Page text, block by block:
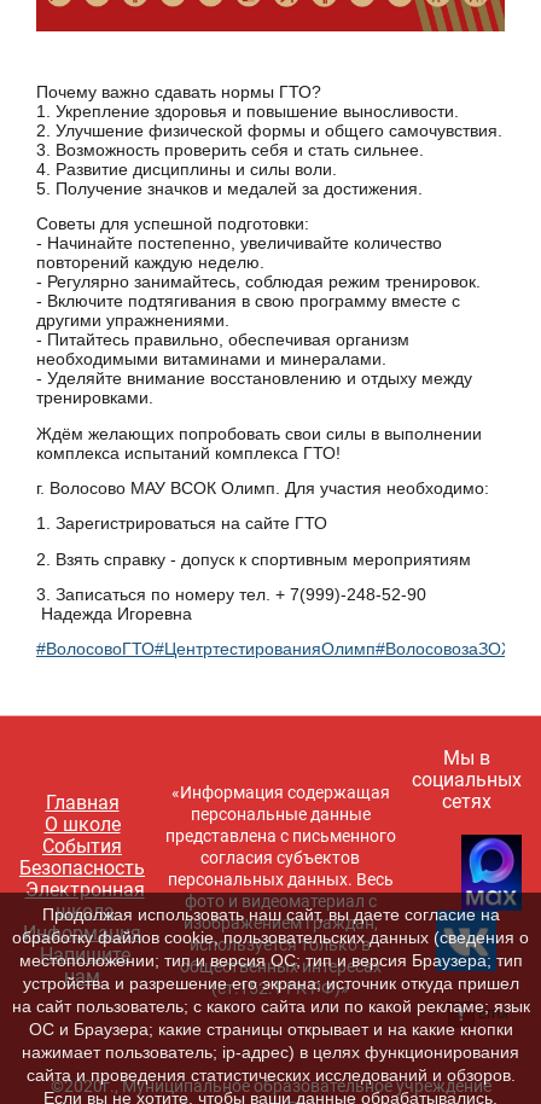
Почему важно сдавать нормы ГТО?
1. Укрепление здоровья и повышение выносливости.
2. Улучшение физической формы и общего самочувствия.
3. Возможность проверить себя и стать сильнее.
4. Развитие дисциплины и силы воли.
5. Получение значков и медалей за достижения.
Советы для успешной подготовки:
- Начинайте постепенно, увеличивайте количество
повторений каждую неделю.
- Регулярно занимайтесь, соблюдая режим тренировок.
- Включите подтягивания в свою программу вместе с
другими упражнениями.
- Питайтесь правильно, обеспечивая организм
необходимыми витаминами и минералами.
- Уделяйте внимание восстановлению и отдыху между
тренировками.
Ждём желающих попробовать свои силы в выполнении
комплекса испытаний комплекса ГТО!
г. Волосово МАУ ВСОК Олимп. Для участия необходимо:
1. Зарегистрироваться на сайте ГТО
2. Взять справку - допуск к спортивным мероприятиям
3. Записаться по номеру тел. + 7(999)-248-52-90
Надежда Игоревна
#ВолосовоГТО#ЦентртестированияОлимп#ВолосовозаЗОЖ
Главная
О школе
События
Безопасность
Электронная
школа
Информация
Напишите
нам
«Информация содержащая
персональные данные
представлена с письменного
согласия субъектов
персональных данных. Весь
фото и видеоматериал с
изображением граждан,
используется только в
общественных интересах
(ст.152.1 ГК РФ)»
Мы в
социальных
сетях
©2020г., Муниципальное образовательное учреждение
Продолжая использовать наш сайт, вы даете согласие на
обработку файлов cookie, пользовательских данных (сведения о
местоположении; тип и версия ОС; тип и версия Браузера; тип
устройства и разрешение его экрана; источник откуда пришел
на сайт пользователь; с какого сайта или по какой рекламе; язык
ОС и Браузера; какие страницы открывает и на какие кнопки
нажимает пользователь; ip-адрес) в целях функционирования
сайта и проведения статистических исследований и обзоров.
Если вы не хотите, чтобы ваши данные обрабатывались,